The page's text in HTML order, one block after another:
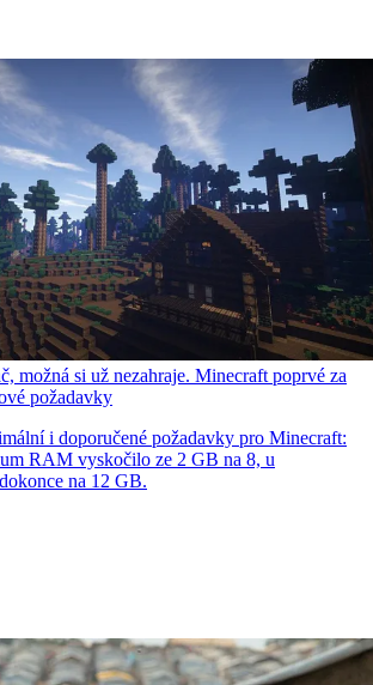
možná si už nezahraje. Minecraft poprvé za
požadavky
i doporučené požadavky pro Minecraft:
RAM vyskočilo ze 2 GB na 8, u
na 12 GB.